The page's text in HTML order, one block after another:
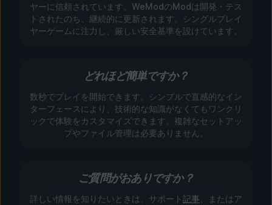
ヤーに信頼されています。WeModのModは開発・テス
トされたのち、継続的に更新されます。シングルプレイ
ヤーゲームに注力し、厳しい安全基準を設けています。
どれほど簡単ですか？
数秒でプレイを開始できます。シンプルで直感的なイン
ターフェースにより、技術的な知識がなくてもワンクリ
ックで体験をカスタマイズできます。複雑なセットアッ
プやファイル管理は必要ありません。
ご質問がおありですか？
詳しい情報を知りたいときは、サポート 記事 、またはア